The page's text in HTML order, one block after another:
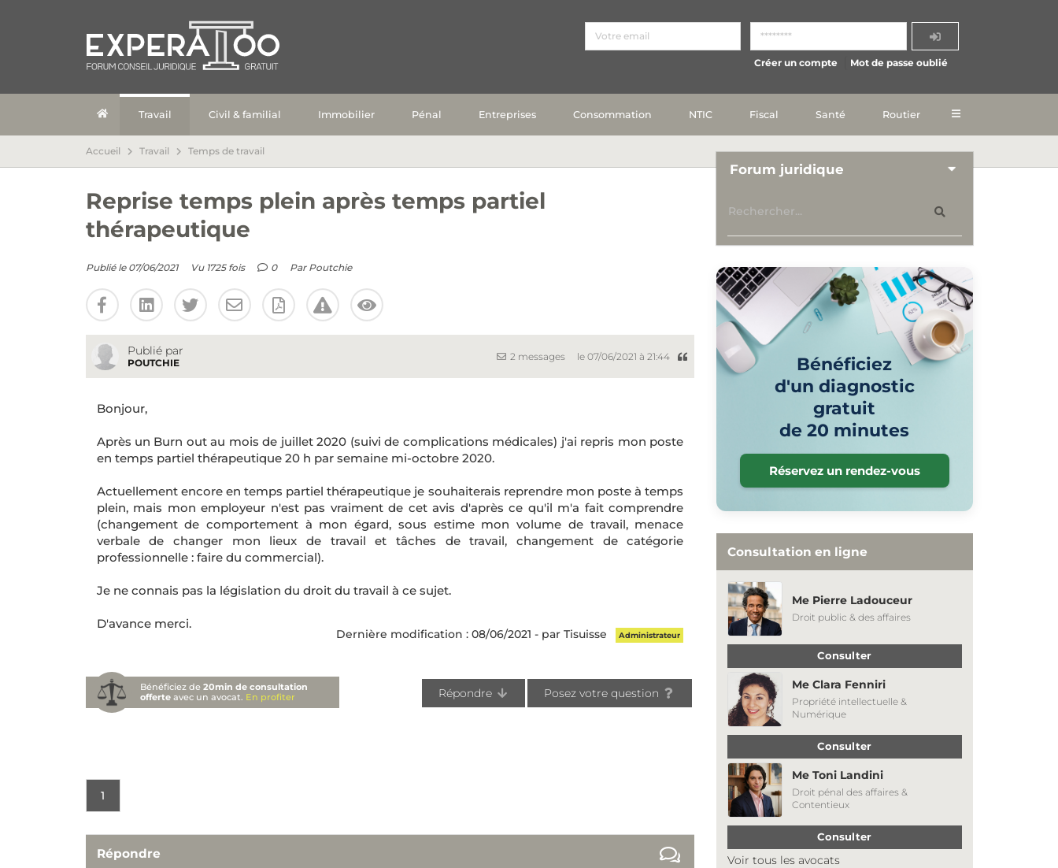
Créer un compte Mot de passe oublié
Travail Civil & familial Immobilier Pénal Entreprises Consommation NTIC Fiscal Santé Routier
Accueil Travail Temps de travail
Reprise temps plein après temps partiel
thérapeutique
Publié le 07/06/2021 Vu 1725 fois 0 Par Poutchie
Publié par
POUTCHIE
2 messages le 07/06/2021 à 21:44
Bonjour,
Après un Burn out au mois de juillet 2020 (suivi de complications médicales) j'ai repris mon poste
en temps partiel thérapeutique 20 h par semaine mi-octobre 2020.
Actuellement encore en temps partiel thérapeutique je souhaiterais reprendre mon poste à temps
plein, mais mon employeur n'est pas vraiment de cet avis d'après ce qu'il m'a fait comprendre
(changement de comportement à mon égard, sous estime mon volume de travail, menace
verbale de changer mon lieux de travail et tâches de travail, changement de catégorie
professionnelle : faire du commercial).
Je ne connais pas la législation du droit du travail à ce sujet.
D'avance merci.
Dernière modification : 08/06/2021 - par Tisuisse Administrateur
Bénéficiez de20min de consultation
offerte avec un avocat. En profiter Répondre Posez votre question
1
Répondre
Forum juridique
Bénéficiez
d'un diagnostic
gratuit
de 20 minutes
Réservez un rendez-vous
Consultation en ligne
Me Pierre Ladouceur
Droit public & des affaires
Consulter
Me Clara Fenniri
Propriété intellectuelle &
Numérique
Consulter
Me Toni Landini
Droit pénal des affaires &
Contentieux
Consulter
Voir tous les avocats